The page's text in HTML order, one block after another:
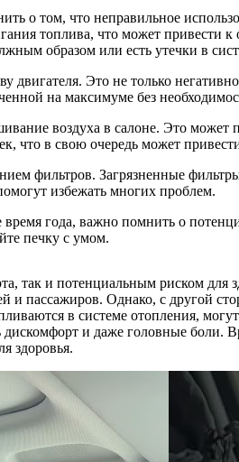
о том, что неправильное
топлива, что может привести
образом или есть утечки в
Это не только
на максимуме без
воздуха в салоне. Это может
что в свою очередь может
фильтров. Загрязненные
избежать многих проблем.
года, важно помнить о
печку с умом.
так и потенциальным риском для
и пассажиров. Однако, с другой
в системе отопления,
и даже головные боли.
здоровья.